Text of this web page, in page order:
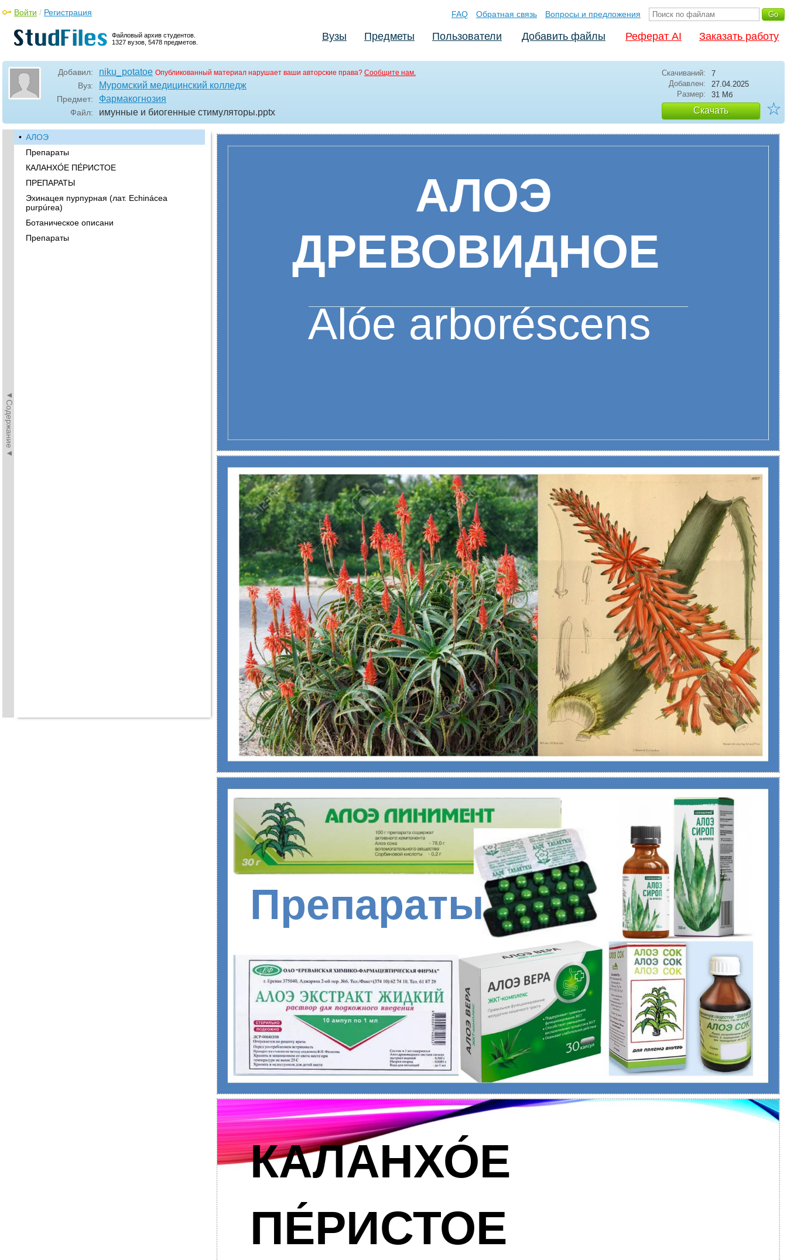
Файловый архив студентов.
1327 вузов, 5478 предметов.
Войти / Регистрация FAQ Обратная связь Вопросы и предложения
Вузы Предметы Пользователи Добавить файлы Реферат AI Заказать работу
Добавил: niku_potatoe Опубликованный материал нарушает ваши авторские права? Сообщите нам.
Вуз: Муромский медицинский колледж
Предмет: Фармакогнозия
Файл: имунные и биогенные стимуляторы.pptx
Скачиваний:
7
Добавлен:
27.04.2025
Размер:
31 Мб
Скачать ☆
◄Содержание◄
• АЛОЭ
Препараты
КАЛАНХО́Е ПЕ́РИСТОЕ
ПРЕПАРАТЫ
Эхинацея пурпурная (лат. Echinácea
purpúrea)
Ботаническое описани
Препараты
АЛОЭ
ДРЕВОВИДНОЕ
Alóe arboréscens
Препараты
КАЛАНХО́Е
ПЕРИСТОЕ